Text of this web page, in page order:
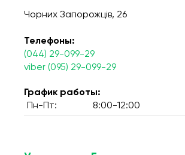
Чорних Запорожців, 26
Телефоны:
(044) 29-099-29
viber (095) 29-099-29
График работы:
Пн-Пт:
8:00-12:00